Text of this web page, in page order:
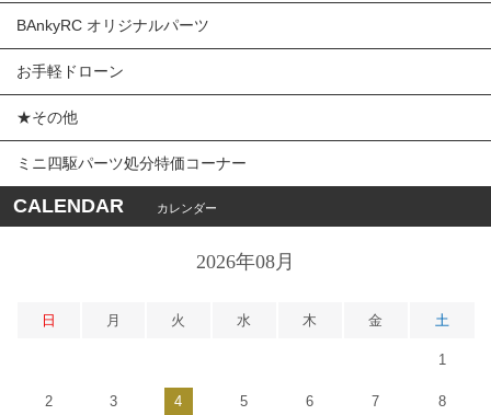
BAnkyRC オリジナルパーツ
お手軽ドローン
★その他
ミニ四駆パーツ処分特価コーナー
CALENDAR カレンダー
2026年08月
日 月 火 水 木 金 土
1
2 3 4 5 6 7 8